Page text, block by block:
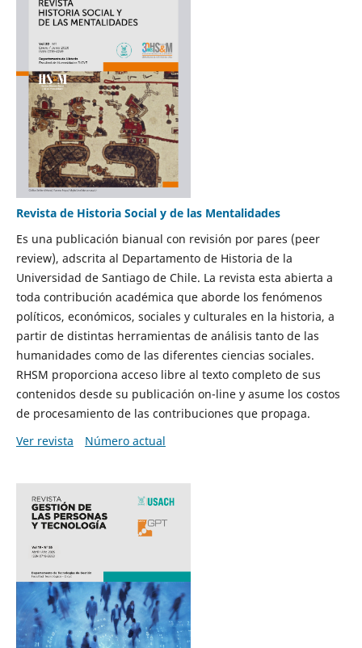
Revista de Historia Social y de las Mentalidades
Es una publicación bianual con revisión por pares (peer
review), adscrita al Departamento de Historia de la
Universidad de Santiago de Chile. La revista esta abierta a
toda contribución académica que aborde los fenómenos
políticos, económicos, sociales y culturales en la historia, a
partir de distintas herramientas de análisis tanto de las
humanidades como de las diferentes ciencias sociales.
RHSM proporciona acceso libre al texto completo de sus
contenidos desde su publicación on-line y asume los costos
de procesamiento de las contribuciones que propaga.
Ver revista
Número actual